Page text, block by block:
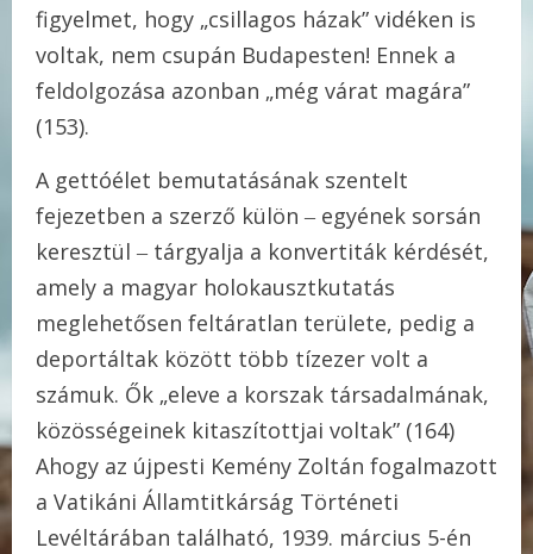
figyelmet, hogy „csillagos házak” vidéken is
voltak, nem csupán Budapesten! Ennek a
feldolgozása azonban „még várat magára”
(153).
A gettóélet bemutatásának szentelt
fejezetben a szerző külön ‒ egyének sorsán
keresztül ‒ tárgyalja a konvertiták kérdését,
amely a magyar holokausztkutatás
meglehetősen feltáratlan területe, pedig a
deportáltak között több tízezer volt a
számuk. Ők „eleve a korszak társadalmának,
közösségeinek kitaszítottjai voltak” (164)
Ahogy az újpesti Kemény Zoltán fogalmazott
a Vatikáni Államtitkárság Történeti
Levéltárában található, 1939. március 5-én